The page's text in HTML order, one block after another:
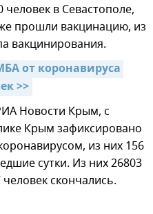
в Севастополе,
прошли вакцинацию, из
вакцинирования.
от коронавируса
>>
Новости Крым, с
Крым зафиксировано
из них 156
сутки. Из них 26803
скончались.